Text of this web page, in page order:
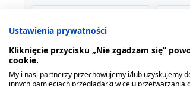
Ustawienia prywatności
Kliknięcie przycisku „Nie zgadzam się”
cookie.
My i nasi partnerzy przechowujemy i/lub uzyskujemy
innych pamięciach przeglądarki w celu przetwarzania